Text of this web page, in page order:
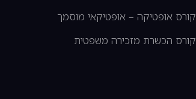
קורס אופטיקה – אופטיקאי מוסמך
קורס הכשרת מזכירה משפטית